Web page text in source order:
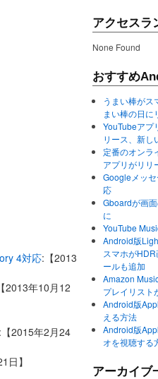
4対応:【2013
2013年10月12
:【2015年2月24
日】
アクセスラ
None Found
おすすめ
うまい棒がス
まい棒の日に
YouTubeアプ
リース、新し
定番のオンラ
アプリがリリ
Googleメッ
応
Gboardが画
に
YouTube
Android版
スマホが
ールも追加
Amazon
プレイリスト
Android版
える方法
Android版
オを視聴する
アーカイブ